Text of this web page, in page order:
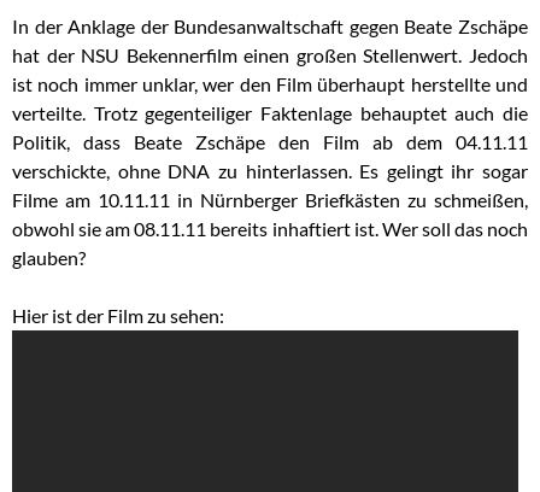
In der Anklage der Bundesanwaltschaft gegen Beate Zschäpe
hat der NSU Bekennerfilm einen großen Stellenwert. Jedoch
ist noch immer unklar, wer den Film überhaupt herstellte und
verteilte. Trotz gegenteiliger Faktenlage behauptet auch die
Politik, dass Beate Zschäpe den Film ab dem 04.11.11
verschickte, ohne DNA zu hinterlassen. Es gelingt ihr sogar
Filme am 10.11.11 in Nürnberger Briefkästen zu schmeißen,
obwohl sie am 08.11.11 bereits inhaftiert ist. Wer soll das noch
glauben?
Hier ist der Film zu sehen: